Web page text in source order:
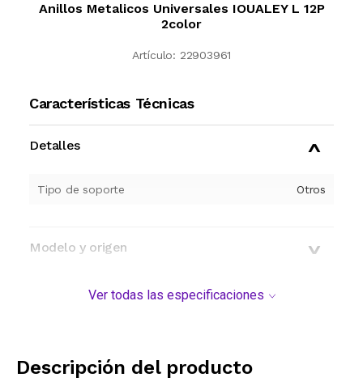
Anillos Metalicos Universales IOUALEY L 12P
2color
Artículo: 22903961
Características Técnicas
Detalles
Tipo de soporte Otros
Modelo y origen
Ver todas las especificaciones
Descripción del producto